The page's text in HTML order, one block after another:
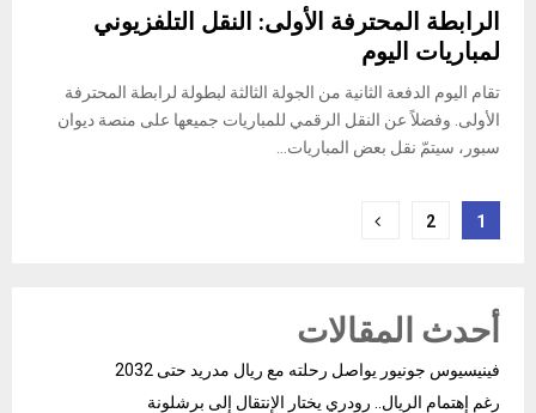
الرابطة المحترفة الأولى: النقل التلفزيوني
لمباريات اليوم
تقام اليوم الدفعة الثانية من الجولة الثالثة لبطولة لرابطة المحترفة
الأولى. وفضلاً عن النقل الرقمي للمباريات جميعها على منصة ديوان
سبور، سيتمّ نقل بعض المباريات...
Posts
1
2
أحدث المقالات
فينيسيوس جونيور يواصل رحلته مع ريال مدريد حتى 2032
رغم إهتمام الريال.. رودري يختار الإنتقال إلى برشلونة